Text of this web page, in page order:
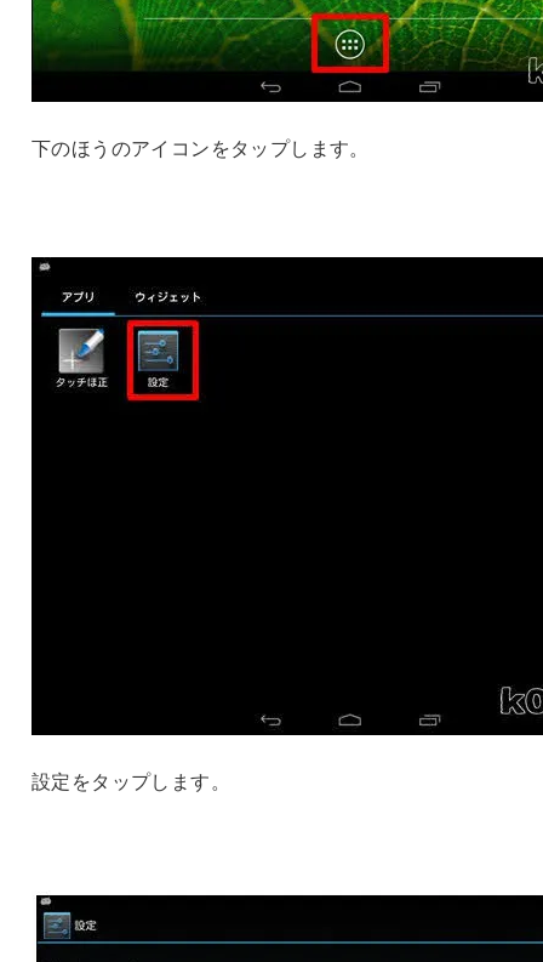
下のほうのアイコンをタップします。
設定をタップします。